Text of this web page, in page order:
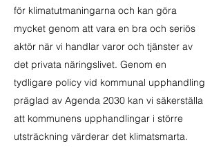
för klimatutmaningarna och kan göra
mycket genom att vara en bra och seriös
aktör när vi handlar varor och tjänster av
det privata näringslivet. Genom en
tydligare policy vid kommunal upphandling
präglad av Agenda 2030 kan vi säkerställa
att kommunens upphandlingar i större
utsträckning värderar det klimatsmarta.